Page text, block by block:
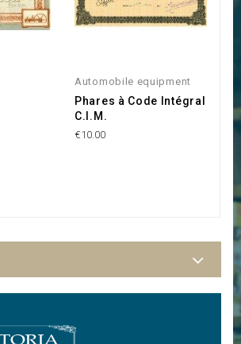
Automobile equipment
Phares à Code Intégral
C.I.M.
€10.00